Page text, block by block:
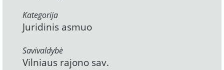
Kategorija
Juridinis asmuo
Savivaldybė
Vilniaus rajono sav.